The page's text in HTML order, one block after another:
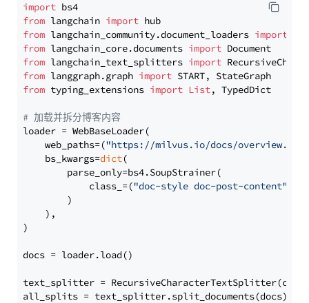
import
from langchain import
from langchain_community.document_loaders import
from langchain_core.documents import
from langchain_text_splitters import
from langgraph.graph import
from typing_extensions import List, TypedDict
# 加载并拆分博客内容
loader = WebBaseLoader(
    web_paths=(
"https://milvus.io/docs/overview.md"
    bs_kwargs=
dict(
        parse_only=bs4.SoupStrainer(
            class_=(
"doc-style doc-post-content"
        )
    ),
)
docs = loader.load()
text_splitter =
all_splits = text_splitter.split_documents(docs)